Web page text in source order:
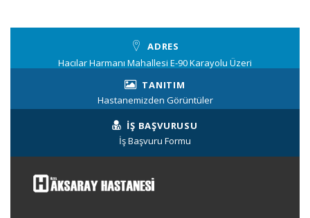
ADRES
Hacılar Harmanı Mahallesi E-90 Karayolu Üzeri
TANITIM
Hastanemizden Görüntüler
İŞ BAŞVURUSU
İş Başvuru Formu